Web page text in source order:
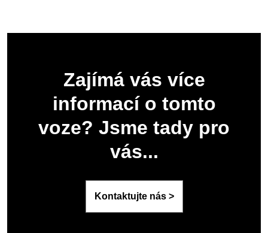
Zajímá vás více
informací o tomto
voze? Jsme tady pro
vás...
Kontaktujte nás >